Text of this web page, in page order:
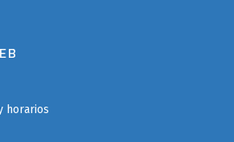
horarios